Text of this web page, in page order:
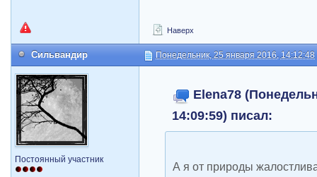
Наверх
Сильвандир Понедельник, 25 января 2016, 14:12:48
Постоянный участник
Elena78
14:09:59) писал:
А я от природы